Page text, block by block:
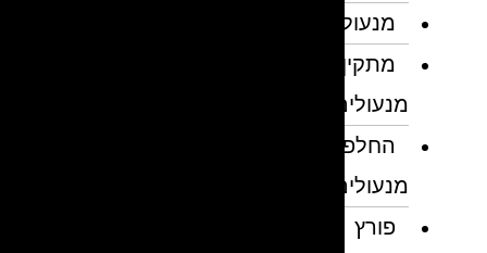
מנעולנים
מתקין
מנעולים
החלפת
מנעולים
פורץ